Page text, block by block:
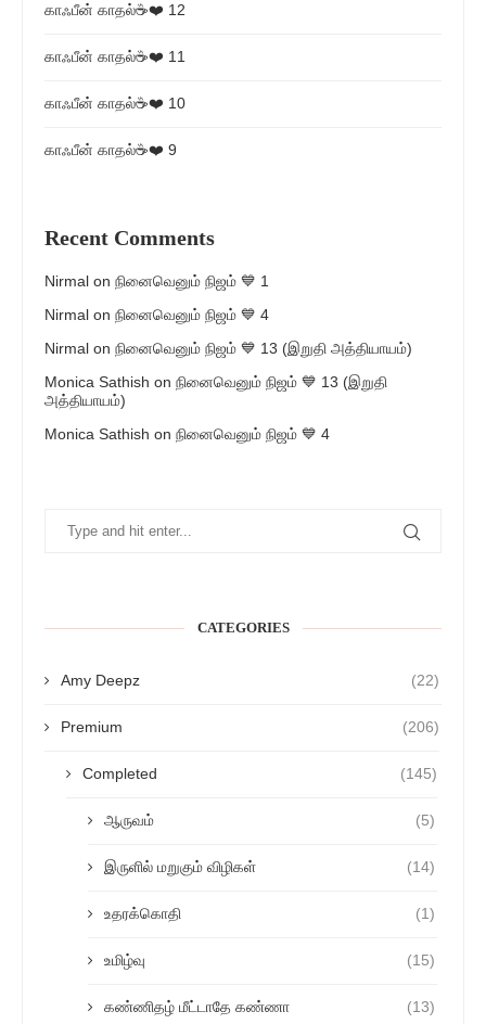
காஃபீன் காதல்☕❤️ 12
காஃபீன் காதல்☕❤️ 11
காஃபீன் காதல்☕❤️ 10
காஃபீன் காதல்☕❤️ 9
Recent Comments
Nirmal on நினைவெனும் நிஜம் 💙 1
Nirmal on நினைவெனும் நிஜம் 💙 4
Nirmal on நினைவெனும் நிஜம் 💙 13 (இறுதி அத்தியாயம்)
Monica Sathish on நினைவெனும் நிஜம் 💙 13 (இறுதி
அத்தியாயம்)
Monica Sathish on நினைவெனும் நிஜம் 💙 4
CATEGORIES
Amy Deepz (22)
Premium (206)
Completed (145)
ஆருவம் (5)
இருளில் மறுகும் விழிகள் (14)
உதரக்கொதி (1)
உமிழ்வு (15)
கண்ணிதழ் மீட்டாதே கண்ணா (13)